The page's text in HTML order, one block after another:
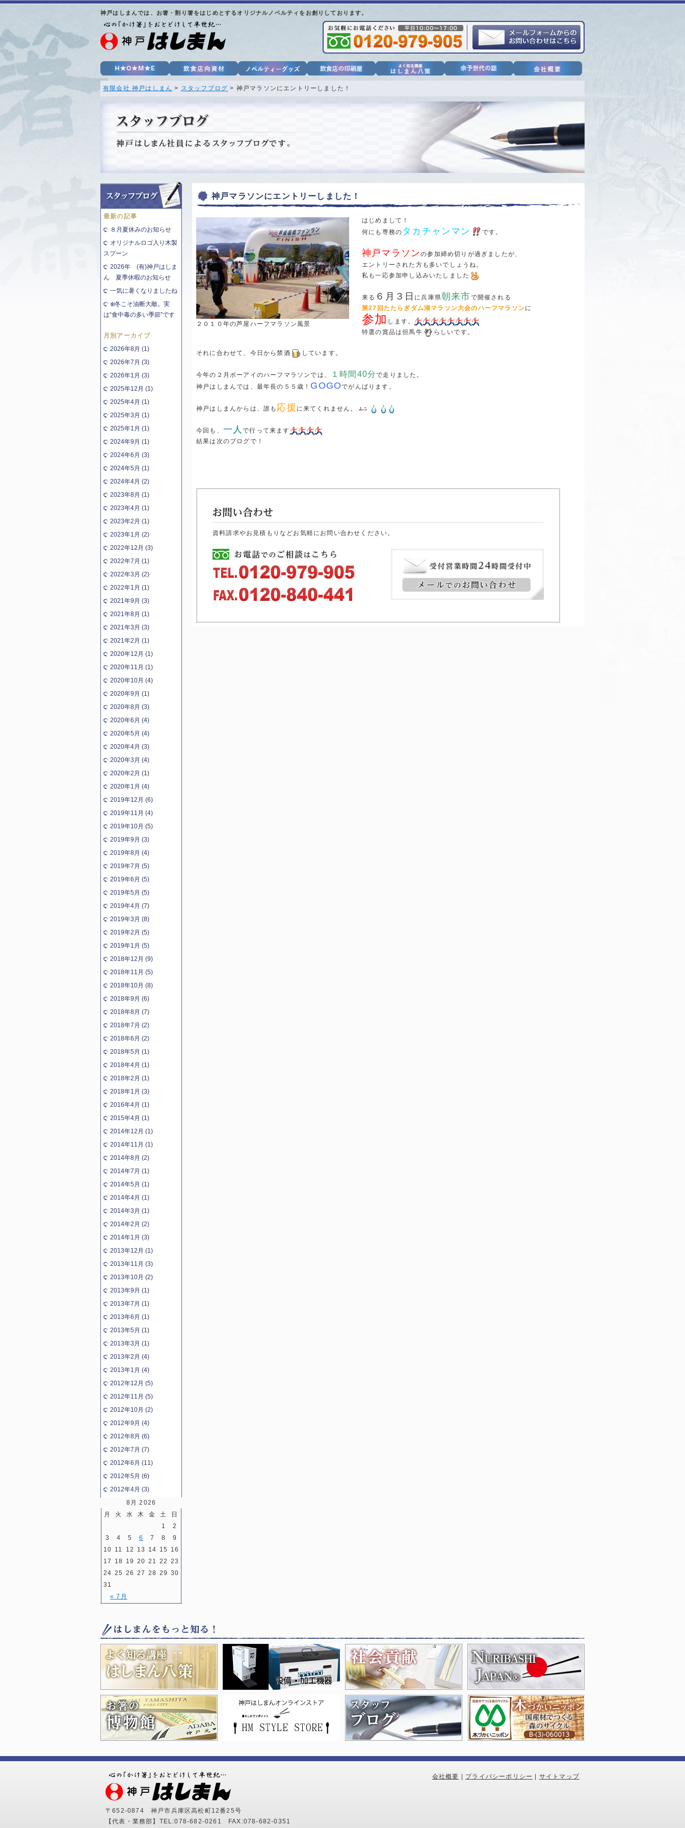
神戸はしまんでは、お箸・割り箸をはじめとするオリジナルノベルティをお創りしております。
有限会社 神戸はしまん > スタッフブログ > 神戸マラソンにエントリーしました！
神戸マラソンにエントリーしました！
２０１０年の芦屋ハーフマラソン風景
はじめまして！
何にも専務の タカチャンマン です。
神戸マラソンの参加締め切りが過ぎましたが、
エントリーされた方も多いでしょうね。
私も一応参加申し込みいたしました
来る ６月３日 に兵庫県朝来市で開催される
第27 回たたらぎダム湖マラソン大会のハーフマラソンに
参加 します。
特選の賞品は但馬牛
らしいです。
それに合わせて、今日から禁酒 しています。
今年の２月ポーアイのハーフマラソンでは、 １時間40分で走りました。
神戸はしまんでは、最年長の５５歳！ GOGOでがんばります。
神戸はしまんからは、誰も 応援 に来てくれません。
今回も、 一人で行って来ます
結果は次のブログで！
資料請求やお見積もりなどお気軽にお問い合わせください。
最新の記事
８月夏休みのお知らせ
オリジナルロゴ入り木製
スプーン
2026年 (有)神戸はしま
ん 夏季休暇のお知らせ
一気に暑くなりましたね
❄️冬こそ油断大敵。実
は“食中毒の多い季節”です
月別アーカイブ
2026年8月 (1)
2026年7月 (3)
2026年1月 (3)
2025年12月 (1)
2025年4月 (1)
2025年3月 (1)
2025年1月 (1)
2024年9月 (1)
2024年6月 (3)
2024年5月 (1)
2024年4月 (2)
2023年8月 (1)
2023年4月 (1)
2023年2月 (1)
2023年1月 (2)
2022年12月 (3)
2022年7月 (1)
2022年3月 (2)
2022年1月 (1)
2021年9月 (3)
2021年8月 (1)
2021年3月 (3)
2021年2月 (1)
2020年12月 (1)
2020年11月 (1)
2020年10月 (4)
2020年9月 (1)
2020年8月 (3)
2020年6月 (4)
2020年5月 (4)
2020年4月 (3)
2020年3月 (4)
2020年2月 (1)
2020年1月 (4)
2019年12月 (6)
2019年11月 (4)
2019年10月 (5)
2019年9月 (3)
2019年8月 (4)
2019年7月 (5)
2019年6月 (5)
2019年5月 (5)
2019年4月 (7)
2019年3月 (8)
2019年2月 (5)
2019年1月 (5)
2018年12月 (9)
2018年11月 (5)
2018年10月 (8)
2018年9月 (6)
2018年8月 (7)
2018年7月 (2)
2018年6月 (2)
2018年5月 (1)
2018年4月 (1)
2018年2月 (1)
2018年1月 (3)
2016年4月 (1)
2015年4月 (1)
2014年12月 (1)
2014年11月 (1)
2014年8月 (2)
2014年7月 (1)
2014年5月 (1)
2014年4月 (1)
2014年3月 (1)
2014年2月 (2)
2014年1月 (3)
2013年12月 (1)
2013年11月 (3)
2013年10月 (2)
2013年9月 (1)
2013年7月 (1)
2013年6月 (1)
2013年5月 (1)
2013年3月 (1)
2013年2月 (4)
2013年1月 (4)
2012年12月 (5)
2012年11月 (5)
2012年10月 (2)
2012年9月 (4)
2012年8月 (6)
2012年7月 (7)
2012年6月 (11)
2012年5月 (6)
2012年4月 (3)
8月 2026
月
火 水 木 金 土 日
« 7月
1
2
3
4 5 6 7 8
9
10 11 12 13 14 15
16
17
18 19 20 21 22 23
24 25 26 27 28 29 30
31
〒652-0874 神戸市兵庫区高松町12番25号
【代表・業務部】 TEL:078-682-0261 FAX:078-682-0351
会社概要 | プライバシーポリシー | サイトマップ